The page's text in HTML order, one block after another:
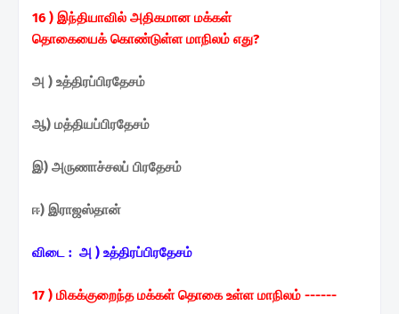
16 ) இந்தியாவில் அதிகமான மக்கள்
தொகையைக்கொண்டுள்ள மாநிலம் எது?
அ ) உத்திரப்பிரதேசம்
ஆ) மத்தியப்பிரதேசம்
இ) அருணாச்சலப் பிரதேசம்
ஈ) இராஜஸ்தான்
விடை : அ ) உத்திரப்பிரதேசம்
17 ) மிகக்குறைந்த மக்கள்தொகை உள்ள மாநிலம் ------